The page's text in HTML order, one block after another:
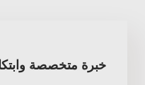
خبرة متخصصة